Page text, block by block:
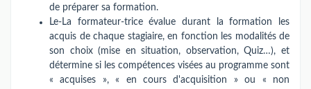
de préparer sa formation.
Le-La formateur-trice évalue durant la formation les
acquis de chaque stagiaire, en fonction les modalités de
son choix (mise en situation, observation, Quiz…), et
détermine si les compétences visées au programme sont
« acquises », « en cours d'acquisition » ou « non